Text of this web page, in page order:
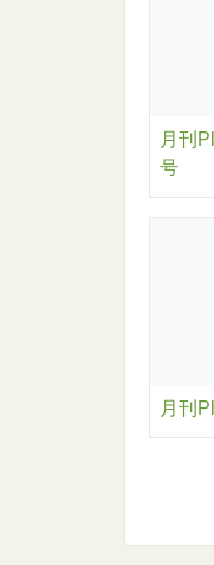
月刊
号
月刊